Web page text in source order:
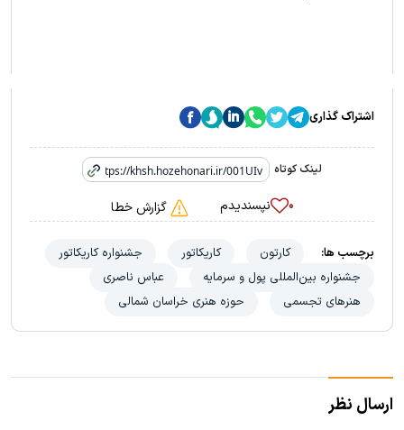
اشتراک گذاری
لینک کوتاه
۰ نپسندیدم گزارش خطا
برچسب ها: کارتون کاریکاتور
جشنواره کاریکاتور
جشنواره بین‌المللی پول و سرمایه
عباس ناصری
هنرهای تجسمی
حوزه هنری خراسان شمالی
ارسال نظر